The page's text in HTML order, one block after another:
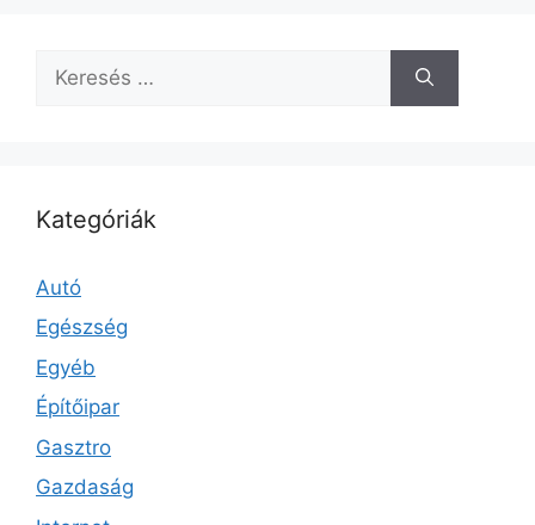
Keresés:
Kategóriák
Autó
Egészség
Egyéb
Építőipar
Gasztro
Gazdaság